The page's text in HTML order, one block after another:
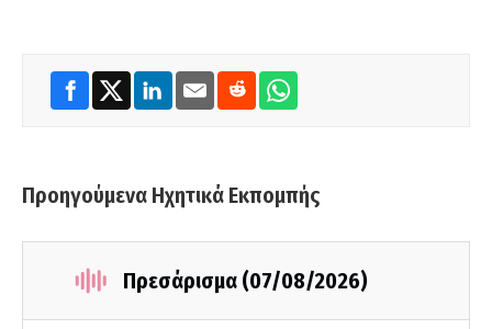
Προηγούμενα Ηχητικά Εκπομπής
Πρεσάρισμα (07/08/2026)